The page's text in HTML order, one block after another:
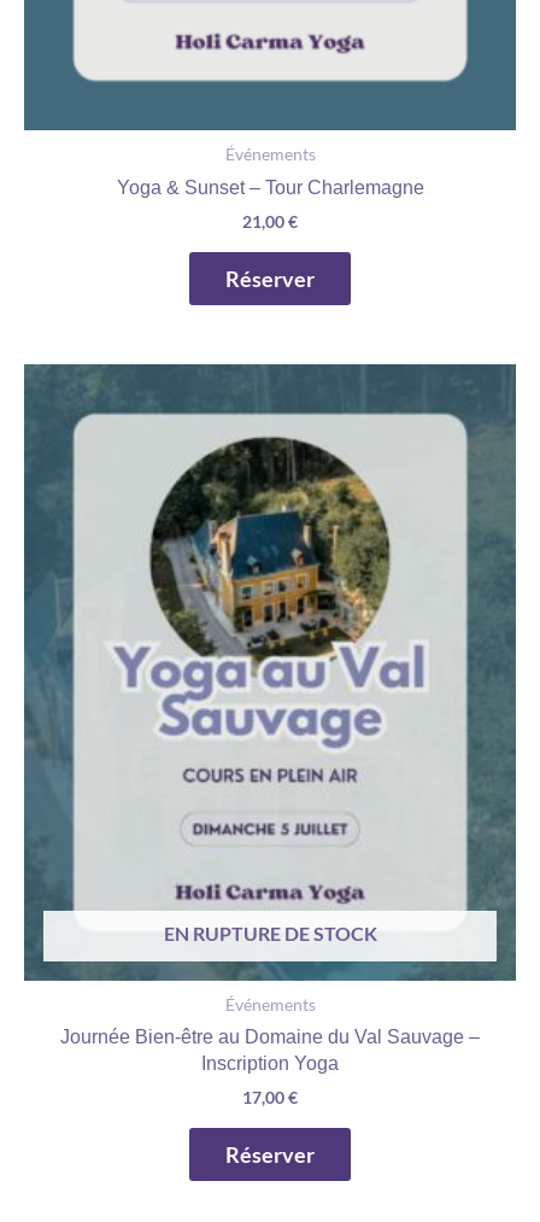
Événements
Yoga & Sunset – Tour Charlemagne
21,00€
Réserver
EN RUPTURE DE STOCK
Événements
Journée Bien-être au Domaine du Val Sauvage –
Inscription Yoga
17,00€
Réserver